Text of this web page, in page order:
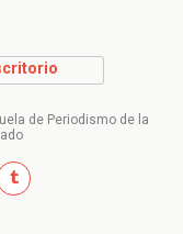
de Periodismo de la